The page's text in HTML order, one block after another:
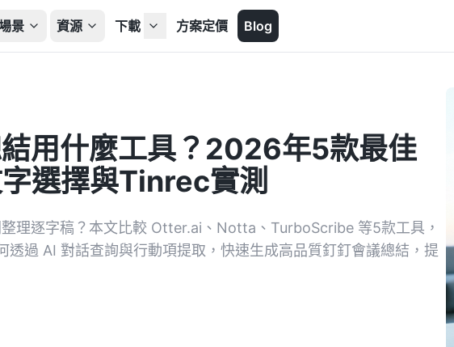
景 資源 下載 方案定價 Blog
用什麼工具？2026年5款最佳
選擇與Tinrec實測
理逐字稿？本文比較 Otter.ai、Notta、TurboScribe 等5款工具，
透過 AI 對話查詢與行動項提取，快速生成高品質釘釘會議總結，提